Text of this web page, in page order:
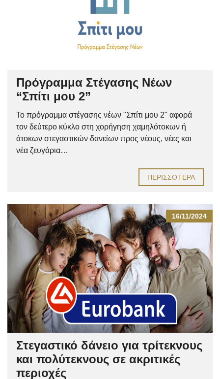
Πρόγραμμα Στέγασης Νέων
“Σπίτι μου 2”
Το πρόγραμμα στέγασης νέων "Σπίτι μου 2" αφορά
τον δεύτερο κύκλο στη χορήγηση χαμηλότοκων ή
άτοκων στεγαστικών δανείων προς νέους, νέες και
νέα ζευγάρια…
ΠΕΡΙΣΣΌΤΕΡΑ
16/11/2024
Στεγαστικό δάνειο για τρίτεκνους
και πολύτεκνους σε ακριτικές
περιοχές